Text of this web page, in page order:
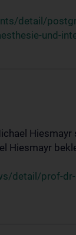
detail/
und-
Hiesmayr
detail/prof-